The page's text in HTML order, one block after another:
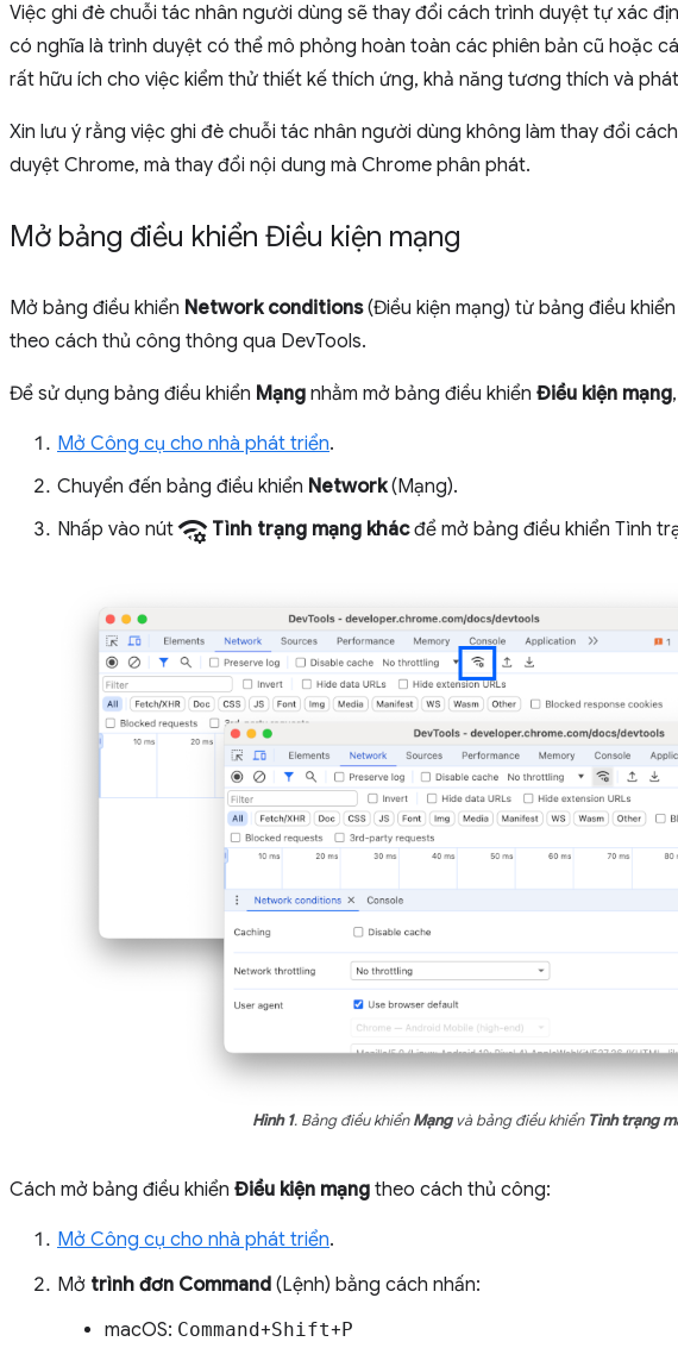
Việc ghi đè chuỗi tác nhân người dùng sẽ thay đổi cách trình duyệt tự xác
có nghĩa là trình duyệt có thể mô phỏng hoàn toàn các phiên bản cũ hoặc
rất hữu ích cho việc kiểm thử thiết kế thích ứng, khả năng tương thích và
Xin lưu ý rằng việc ghi đè chuỗi tác nhân người dùng không làm thay đổi
duyệt Chrome, mà thay đổi nội dung mà Chrome phân phát.
Mở bảng điều khiển Điều kiện mạng
Mở bảng điều khiển Network conditions(Điều kiện mạng) từ bảng điều
theo cách thủ công thông qua DevTools.
Để sử dụng bảng điều khiển Mạng nhằm mở bảng điều khiển Điều kiện mạng
Mở Công cụ cho nhà phát triển.
Chuyển đến bảng điều khiển Network(Mạng).
Nhấp vào nútnetwork_manage Tình trạng mạng khácđể mở bảng điều khiển Tình
Hình 1. Bảng điều khiểnMạngvà bảng điều khiển Tình trạng
Cách mở bảng điều khiển Điều kiện mạng theo cách thủ công:
Mở Công cụ cho nhà phát triển.
Mở trình đơn Command (Lệnh) bằng cách nhấn:
macOS: Command+Shift+P